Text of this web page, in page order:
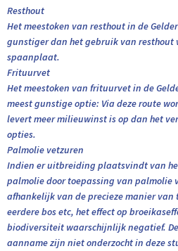
Resthout
Het meestoken van resthout in de
gunstiger dan het gebruik van resthout
spaanplaat.
Frituurvet
Het meestoken van frituurvet in de
meest gunstige optie: Via deze route
levert meer milieuwinst is op dan het
opties.
Palmolie vetzuren
Indien er uitbreiding plaatsvindt van
palmolie door toepassing van palmolie
afhankelijk van de precieze manier
eerdere bos etc, het effect op
biodiversiteit waarschijnlijk negatief.
aanname zijn niet onderzocht in deze